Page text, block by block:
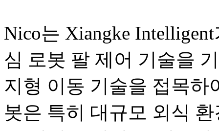
Nico는 Xiangke
심 로봇 팔 제어 기술을
지형 이동 기술을 접목하
봇은 특히 대규모 외식